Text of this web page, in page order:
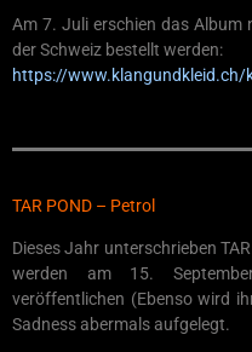
Am 7. Juli erschien das Album
der Schweiz bestellt werden:
https://
TAR POND – Petrol
Dieses Jahr unterschrieben
werden am 15.
veröffentlichen (Ebenso wird
Sadness abermals aufgelegt.